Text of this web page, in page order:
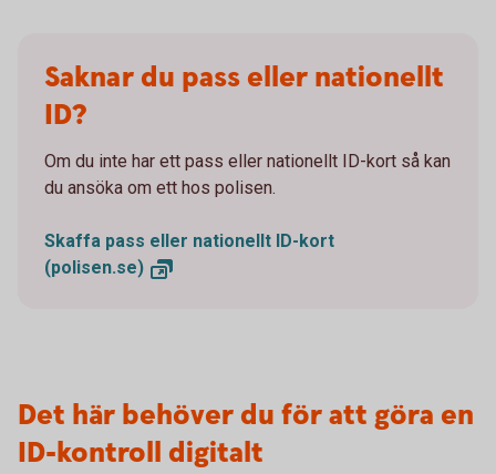
Saknar du pass eller nationellt
ID?
Om du inte har ett pass eller nationellt ID-kort så kan
du ansöka om ett hos polisen.
Skaffa pass eller nationellt ID-kort
(polisen.se)
Det här behöver du för att göra en
ID-kontroll digitalt